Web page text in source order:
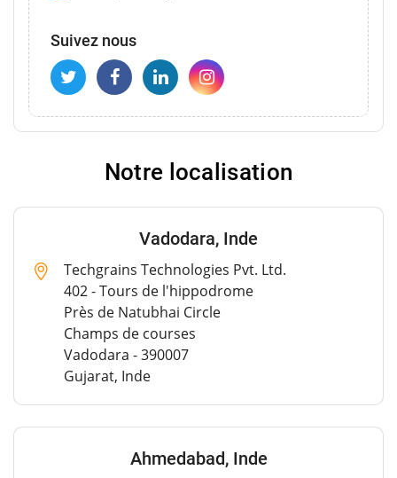
Suivez nous
Notre localisation
Vadodara, Inde
Techgrains Technologies Pvt. Ltd.
402 - Tours de l'hippodrome
Près de Natubhai Circle
Champs de courses
Vadodara - 390007
Gujarat, Inde
Ahmedabad, Inde